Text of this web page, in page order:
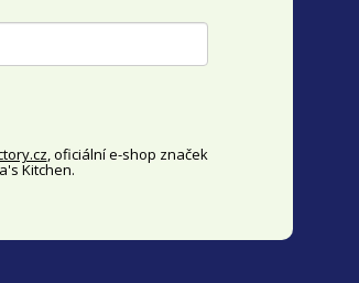
, oficiálníe-shop značek
Kitchen.